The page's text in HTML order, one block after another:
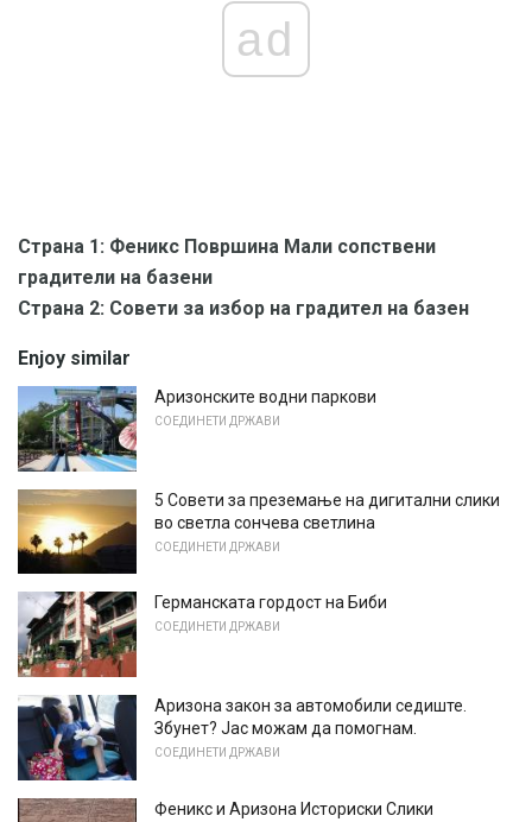
ad
Страна 1: Феникс Површина Мали сопствени
градители на базени
Страна 2: Совети за избор на градител на базен
Enjoy similar
Аризонските водни паркови
СОЕДИНЕТИ ДРЖАВИ
5 Совети за преземање на дигитални слики
во светла сончева светлина
СОЕДИНЕТИ ДРЖАВИ
Германската гордост на Биби
СОЕДИНЕТИ ДРЖАВИ
Аризона закон за автомобили седиште.
Збунет? Јас можам да помогнам.
СОЕДИНЕТИ ДРЖАВИ
Феникс и Аризона Историски Слики